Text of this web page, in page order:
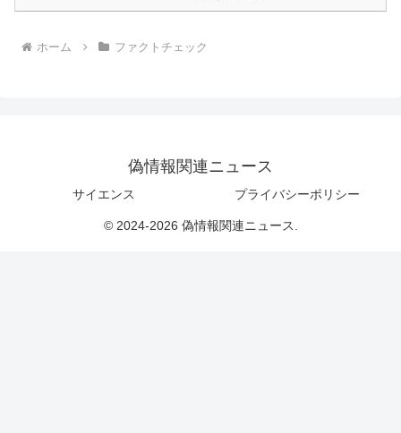
ホーム ファクトチェック
偽情報関連ニュース
サイエンス プライバシーポリシー
© 2024-2026 偽情報関連ニュース.